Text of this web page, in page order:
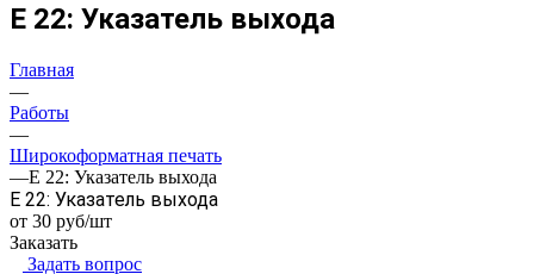
E 22: Указатель выхода
Главная
—
Работы
—
Широкоформатная печать
—E 22: Указатель выхода
E 22: Указатель выхода
от 30 руб/шт
Заказать
Задать вопрос